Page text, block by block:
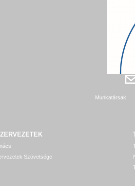
Munkatársak
Szövetsége